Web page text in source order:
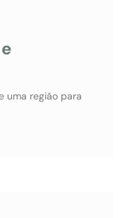
uma região para